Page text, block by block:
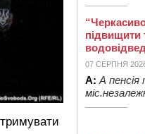
підвищити
07 СЕРПНЯ
А: А пенсія